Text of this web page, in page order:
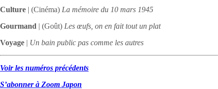
Culture | (Cinéma) La mémoire du 10 mars 1945
Gourmand | (Goût) Les œufs, on en fait tout un plat
Voyage | Un bain public pas comme les autres
Voir les numéros précédents
S’abonner à Zoom Japon